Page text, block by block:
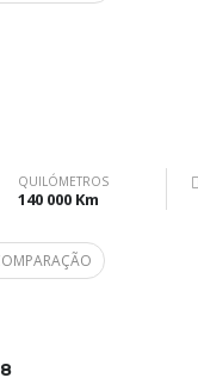
QUILÓMETROS
140 000 Km